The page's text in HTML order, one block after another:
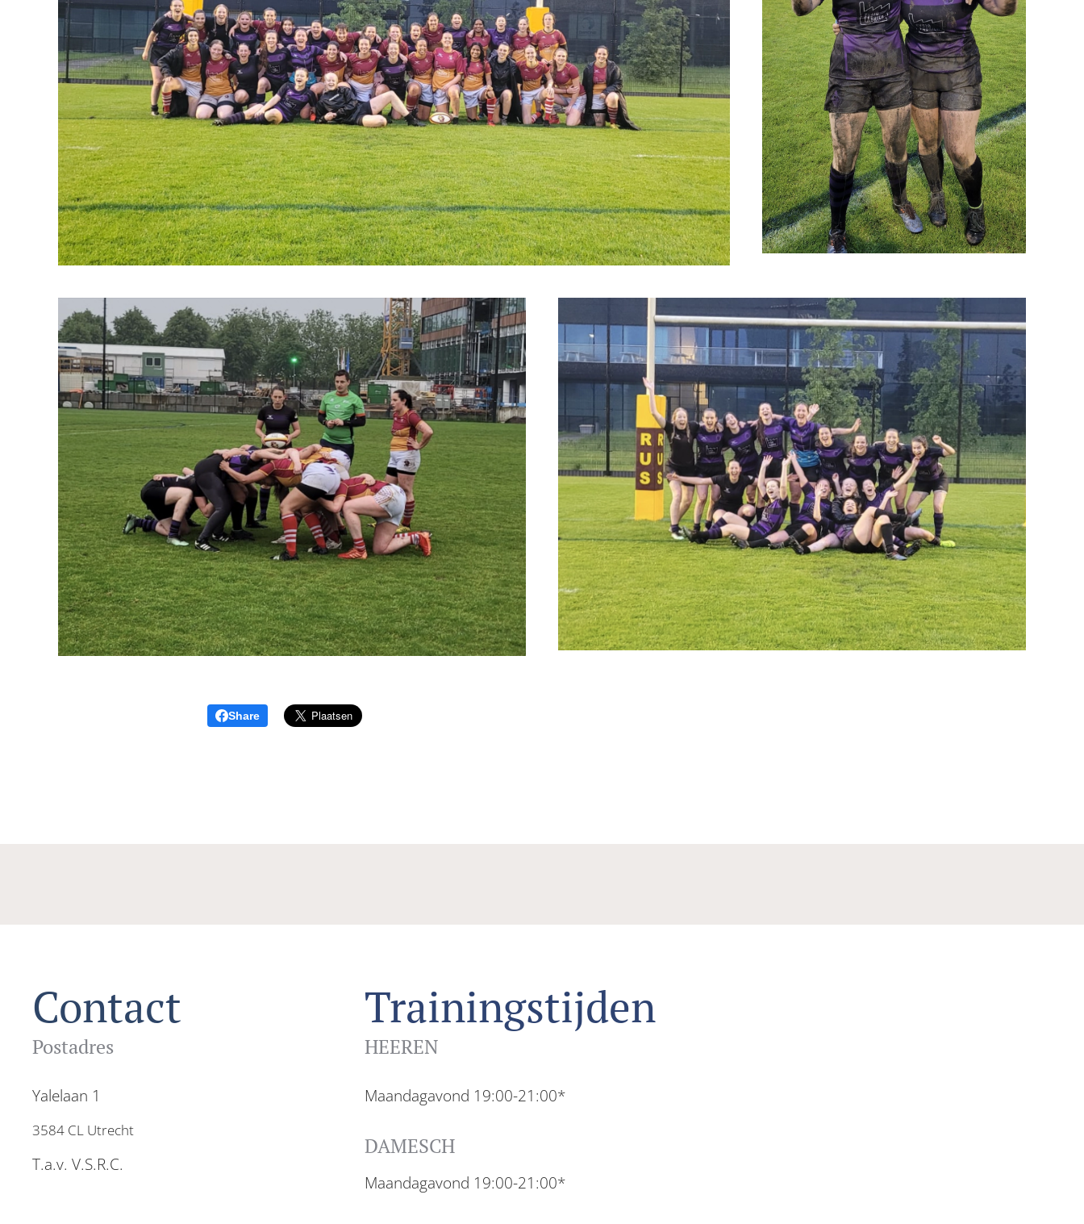
Share
Contact
Postadres
Yalelaan 1
3584 CL Utrecht
T.a.v. V.S.R.C.
Trainingstijden
HEEREN
Maandagavond 19:00-21:00*
DAMESCH
Maandagavond 19:00-21:00*